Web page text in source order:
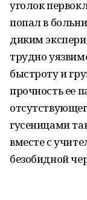
уголок
попал в
диким
трудно
быстроту и
прочность ее
гусеницами
вместе с
безобидной